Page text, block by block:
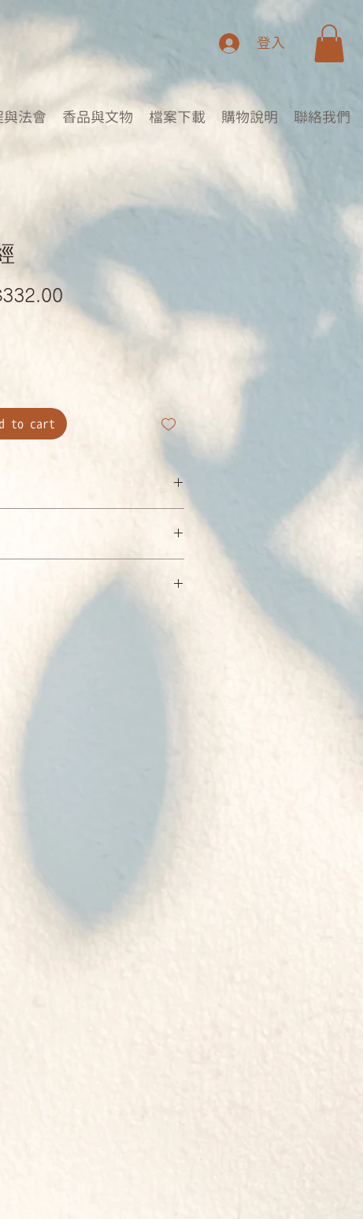
登入
與法會 香品與文物 檔案下載 購物說明 聯絡我們
to cart
。
噶瑪巴傳承，為世界上最古老
年，14歲的噶瑪巴從西藏出走
店：7-11。 全家
之海外、運費另計。
頁 / 17 x 22 x 2.52 cm / 普通